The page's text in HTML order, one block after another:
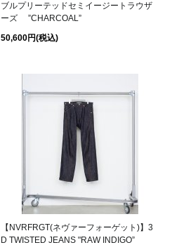
ブルプリーテッドセミイージートラウザ
ーズ ”CHARCOAL”
50,600円(税込)
【NVRFRGT(ネヴァーフォーゲット)】3
D TWISTED JEANS "RAW INDIGO”